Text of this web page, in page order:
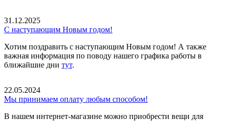
31.12.2025
С наступающим Новым годом!
Хотим поздравить с наступающим Новым годом! А также
важная информация по поводу нашего графика работы в
ближайшие дни тут.
22.05.2024
Мы принимаем оплату любым способом!
В нашем интернет-магазине можно приобрести вещи для